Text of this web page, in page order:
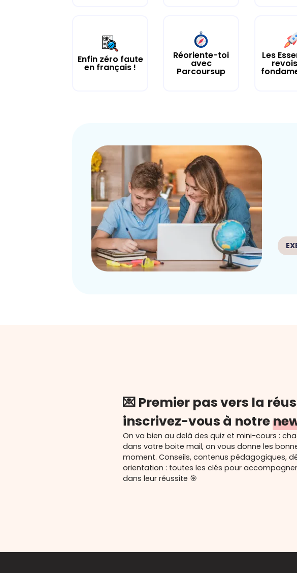
Enfin zéro faute
en français !
Réoriente-toi
avec
Parcoursup
Les
💌 Premier pas vers la
inscrivez-vous à notre
On va bien au delà des quiz et mini-cours :
dans votre boite mail, on vous donne les
moment. Conseils, contenus pédagogiques,
orientation : toutes les clés pour
dans leur réussite 🎯